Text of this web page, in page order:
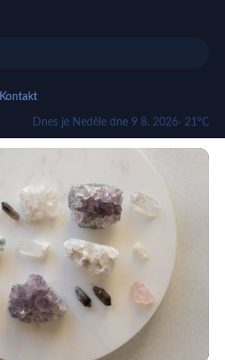
Kontakt
Dnes je Neděle dne 9 8. 2026· 21°C